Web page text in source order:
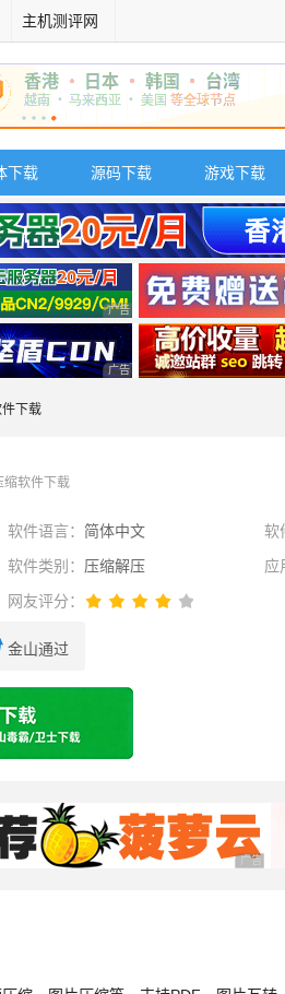
主机测评网
下载 源码下载 游戏下载
广告 商业广告，理性选择
广告 商业广告，理性选择
下载
缩软件下载
软件语言： 简体中文 软
软件类别： 压缩解压 应
网友评分：
金山通过
性选择 广告 商